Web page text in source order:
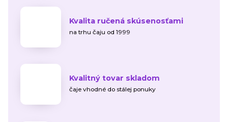
Kvalita ručená skúsenosťami
na trhu čaju od 1999
Kvalitný tovar skladom
čaje vhodné do stálej ponuky